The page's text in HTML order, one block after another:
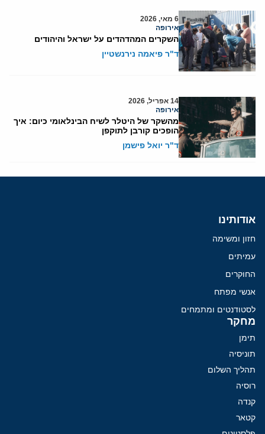
6 מאי, 2026
אירופה
השקרים המהדהדים על ישראל והיהודים
ד"ר פיאמה נירנשטיין
14 אפריל, 2026
אירופה
מהשקר של היטלר לשיח הבינלאומי כיום: איך
הופכים קורבן לתוקפן
ד"ר יואל פישמן
אודותינו
חזון ומשימה
עמיתים
החוקרים
אנשי מפתח
לסטודנטים ומתמחים
מחקר
תימן
תוניסיה
תהליך השלום
רוסיה
קנדה
קטאר